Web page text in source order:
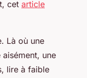
cet article
Là où une
une
lire à faible